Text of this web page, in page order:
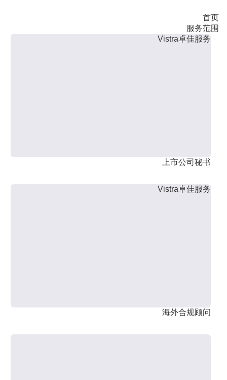
首页
服务范围
Vistra卓佳服务
上市公司秘书
Vistra卓佳服务
海外合规顾问